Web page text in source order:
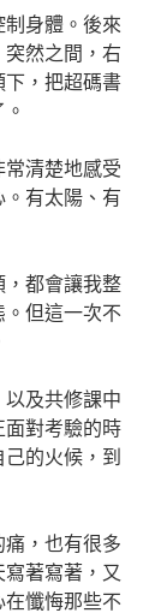
身體。後來
然之間，右
下，把超碼書
清楚地感受
有太陽、有
，都會讓我整
但這一次不
及共修課中
面對考驗的時
的火候，到
痛，也有很多
著寫著，又
懺悔那些不